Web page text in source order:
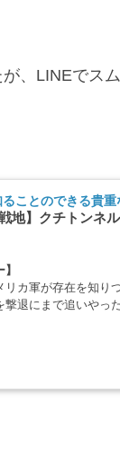
、LINEでス
ことのできる貴重
地】クチトンネ
リカ軍が存在を知り
撃退にまで追いやっ